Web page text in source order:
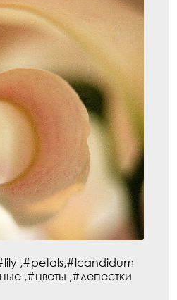
,#petals,#lcandidum
,#цветы ,#лепестки